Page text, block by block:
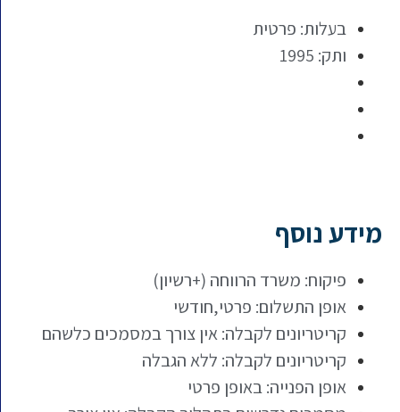
בעלות: פרטית
ותק: 1995
מידע נוסף
פיקוח: משרד הרווחה (+רשיון)
אופן התשלום: פרטי,חודשי
קריטריונים לקבלה: אין צורך במסמכים כלשהם
קריטריונים לקבלה: ללא הגבלה
אופן הפנייה: באופן פרטי